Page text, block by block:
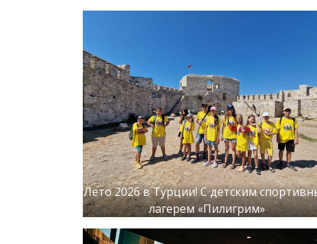
Лето 2026 в Турции! С детским
лагерем «Пилигрим»